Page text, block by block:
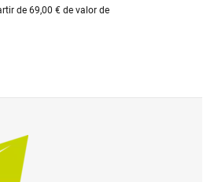
de 69,00 € de valor de